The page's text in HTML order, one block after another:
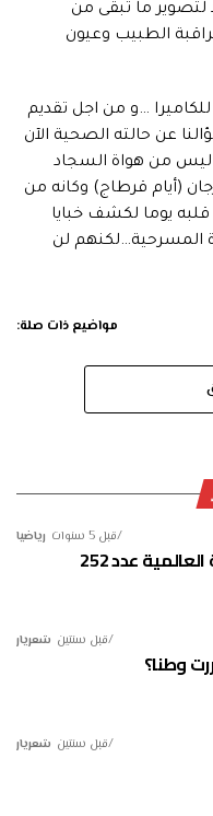
لتصوير ما تبقى من
الطبيب وعيون
…و من اجل تقديم
عن حالته الصحية الآن
ليس من هواة السجاد
(أيام قرطاج) وكانه من
يوما لكشف خبايا
المسرحية…لكنهم لن
مواضيع ذات صلة:
رياضيا قبل 5 سنوات
عدد 252
شعريار قبل سنتين
وطنا؟
شعريار قبل سنتين